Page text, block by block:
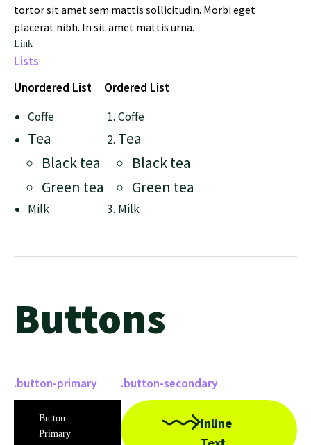
tortor sit amet sem mattis sollicitudin. Morbi eget
placerat nibh. In sit amet mattis urna.
Link
Lists
Unordered List
Coffe
Tea
Black tea
Green tea
Milk
Ordered List
Coffe
Tea
Black tea
Green tea
Milk
Buttons
.button-primary
Button
Primary
.button-secondary
Inline